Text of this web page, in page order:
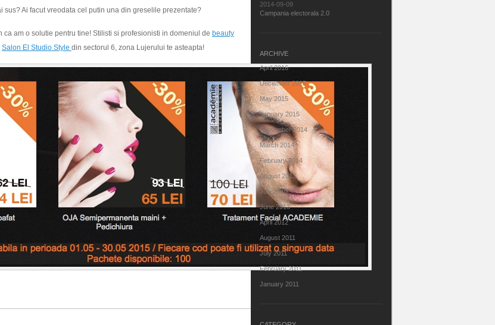
sus? Ai facut vreodata cel putin una din greselile prezentate?
ca am o solutie pentru tine! Stilisti si profesionisti in domeniul de beauty
Salon El Studio Style din sectorul 6, zona Lujerului te asteapta!
2014-09-09
Campania electorala 2.0
ARCHIVE
April 2016
December 2015
May 2015
January 2015
September 2014
March 2014
February 2014
August 2013
July 2013
June 2013
April 2012
August 2011
July 2011
February 2011
January 2011